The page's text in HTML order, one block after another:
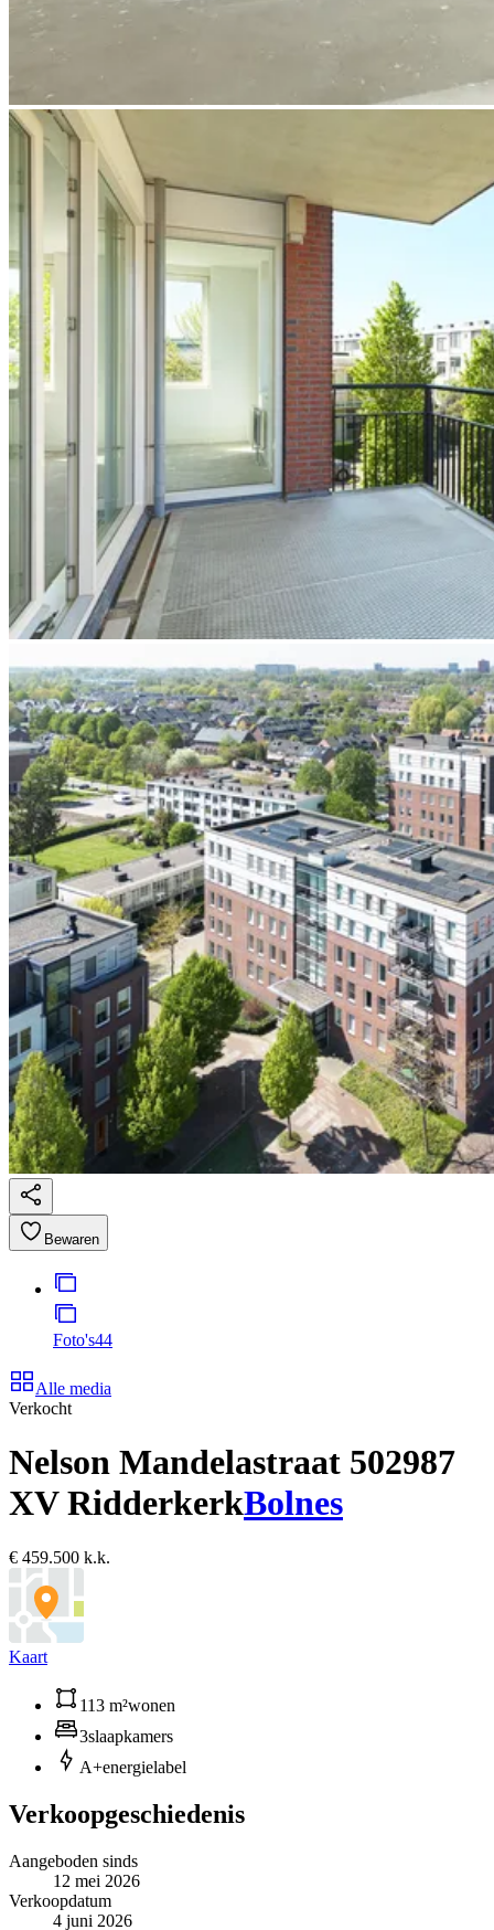
Bewaren
Foto's44
Alle media
Verkocht
Nelson Mandelastraat 502987
XV RidderkerkBolnes
€ 459.500 k.k.
Kaart
113 m²wonen
3slaapkamers
A+energielabel
Verkoopgeschiedenis
Aangeboden sinds
12 mei 2026
Verkoopdatum
4 juni 2026